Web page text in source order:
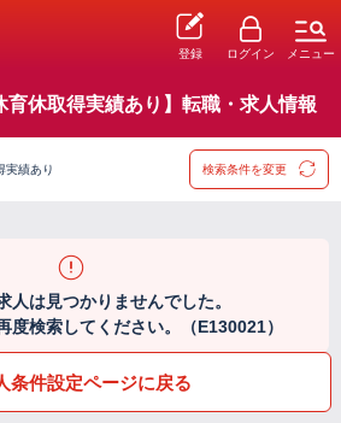
登録 ログイン メニュー
育休取得実績あり】転職・求人情報
実績あり 検索条件を変更
人は見つかりませんでした。
度検索してください。（E130021）
条件設定ページに戻る